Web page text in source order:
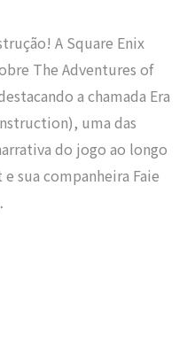
A Square Enix
The Adventures of
a chamada Era
uma das
do jogo ao longo
sua companheira Faie